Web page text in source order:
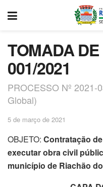
TOMADA DE
001/2021
PROCESSO Nº 2021-
Global)
5 de março de 2021
OBJETO: Contratação
executar obra civil
município de Riachão